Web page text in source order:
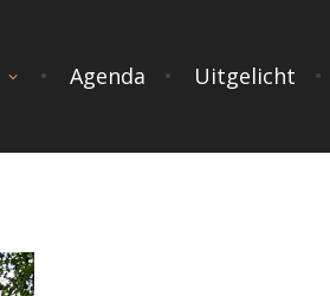
Agenda Uitgelicht